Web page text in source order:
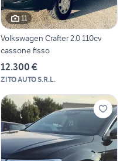
11
Volkswagen Crafter 2.0 110cv
cassone fisso
12.300 €
ZITO AUTO S.R.L.